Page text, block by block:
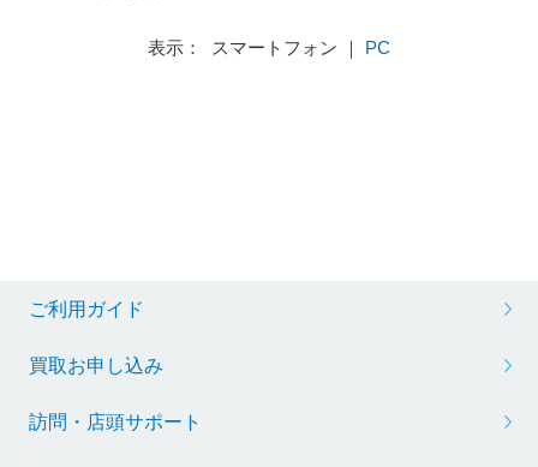
表示： スマートフォン ｜ PC
ご利用ガイド
買取お申し込み
訪問・店頭サポート